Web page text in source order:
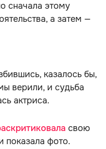
сначала этому
а затем —
казалось бы,
верили, и судьба
актриса.
свою
показала фото.